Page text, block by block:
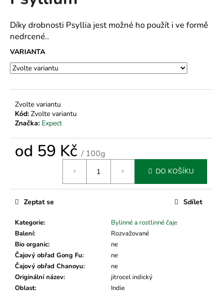
z
5
hvězdiček.
Díky drobnosti Psyllia jest možné ho použít i ve formě
nedrcené..
VARIANTA
Zvolte variantu
Kód: Zvolte variantu
Značka: Expect
od 59 Kč / 100g
DO KOŠÍKU
Kategorie:
Bylinné a rostlinné čaje
Balení:
Rozvažované
Bio organic:
ne
Čajový obřad Gong Fu:
ne
Čajový obřad Chanoyu:
ne
Originální název:
jitrocel indický
Oblast:
Indie
Zeptat se Sdílet
j
í
t
?
HLEDAT
D
o
u
e
m
e